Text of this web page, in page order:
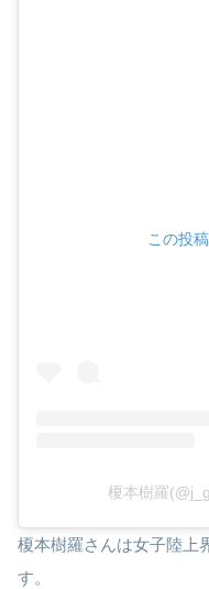
この投
榎本樹羅
榎本樹羅さんは女子陸上
す。